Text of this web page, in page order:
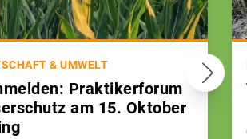
& UMWELT
Praktikerforum
am 15. Oktober